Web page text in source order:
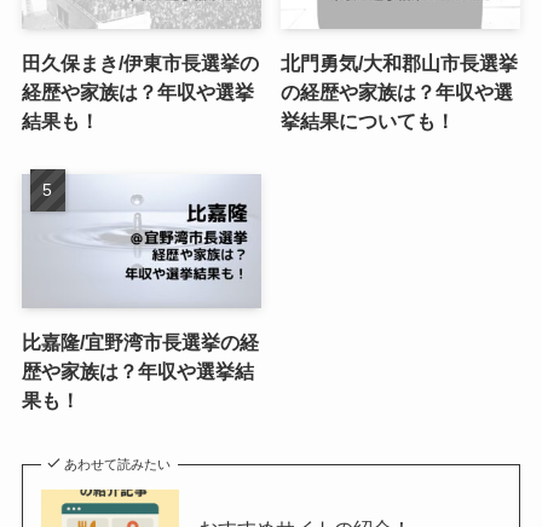
田久保まき/伊東市長選挙の
経歴や家族は？年収や選挙
結果も！
北門勇気/大和郡山市長選挙
の経歴や家族は？年収や選
挙結果についても！
比嘉隆/宜野湾市長選挙の経
歴や家族は？年収や選挙結
果も！
あわせて読みたい